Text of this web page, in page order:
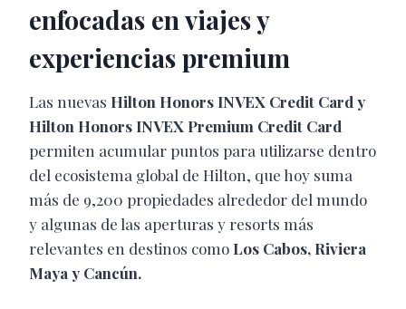
enfocadas en viajes y
experiencias premium
Las nuevas Hilton Honors INVEX Credit Card y
Hilton Honors INVEX Premium Credit Card
permiten acumular puntos para utilizarse dentro
del ecosistema global de Hilton, que hoy suma
más de 9,200 propiedades alrededor del mundo
y algunas de las aperturas y resorts más
relevantes en destinos como Los Cabos, Riviera
Maya y Cancún.